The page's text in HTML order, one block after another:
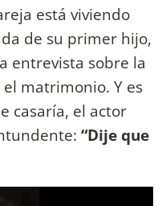
está viviendo
de su primer hijo,
entrevista sobre la
el matrimonio. Y es
casaría, el actor
“Dije que